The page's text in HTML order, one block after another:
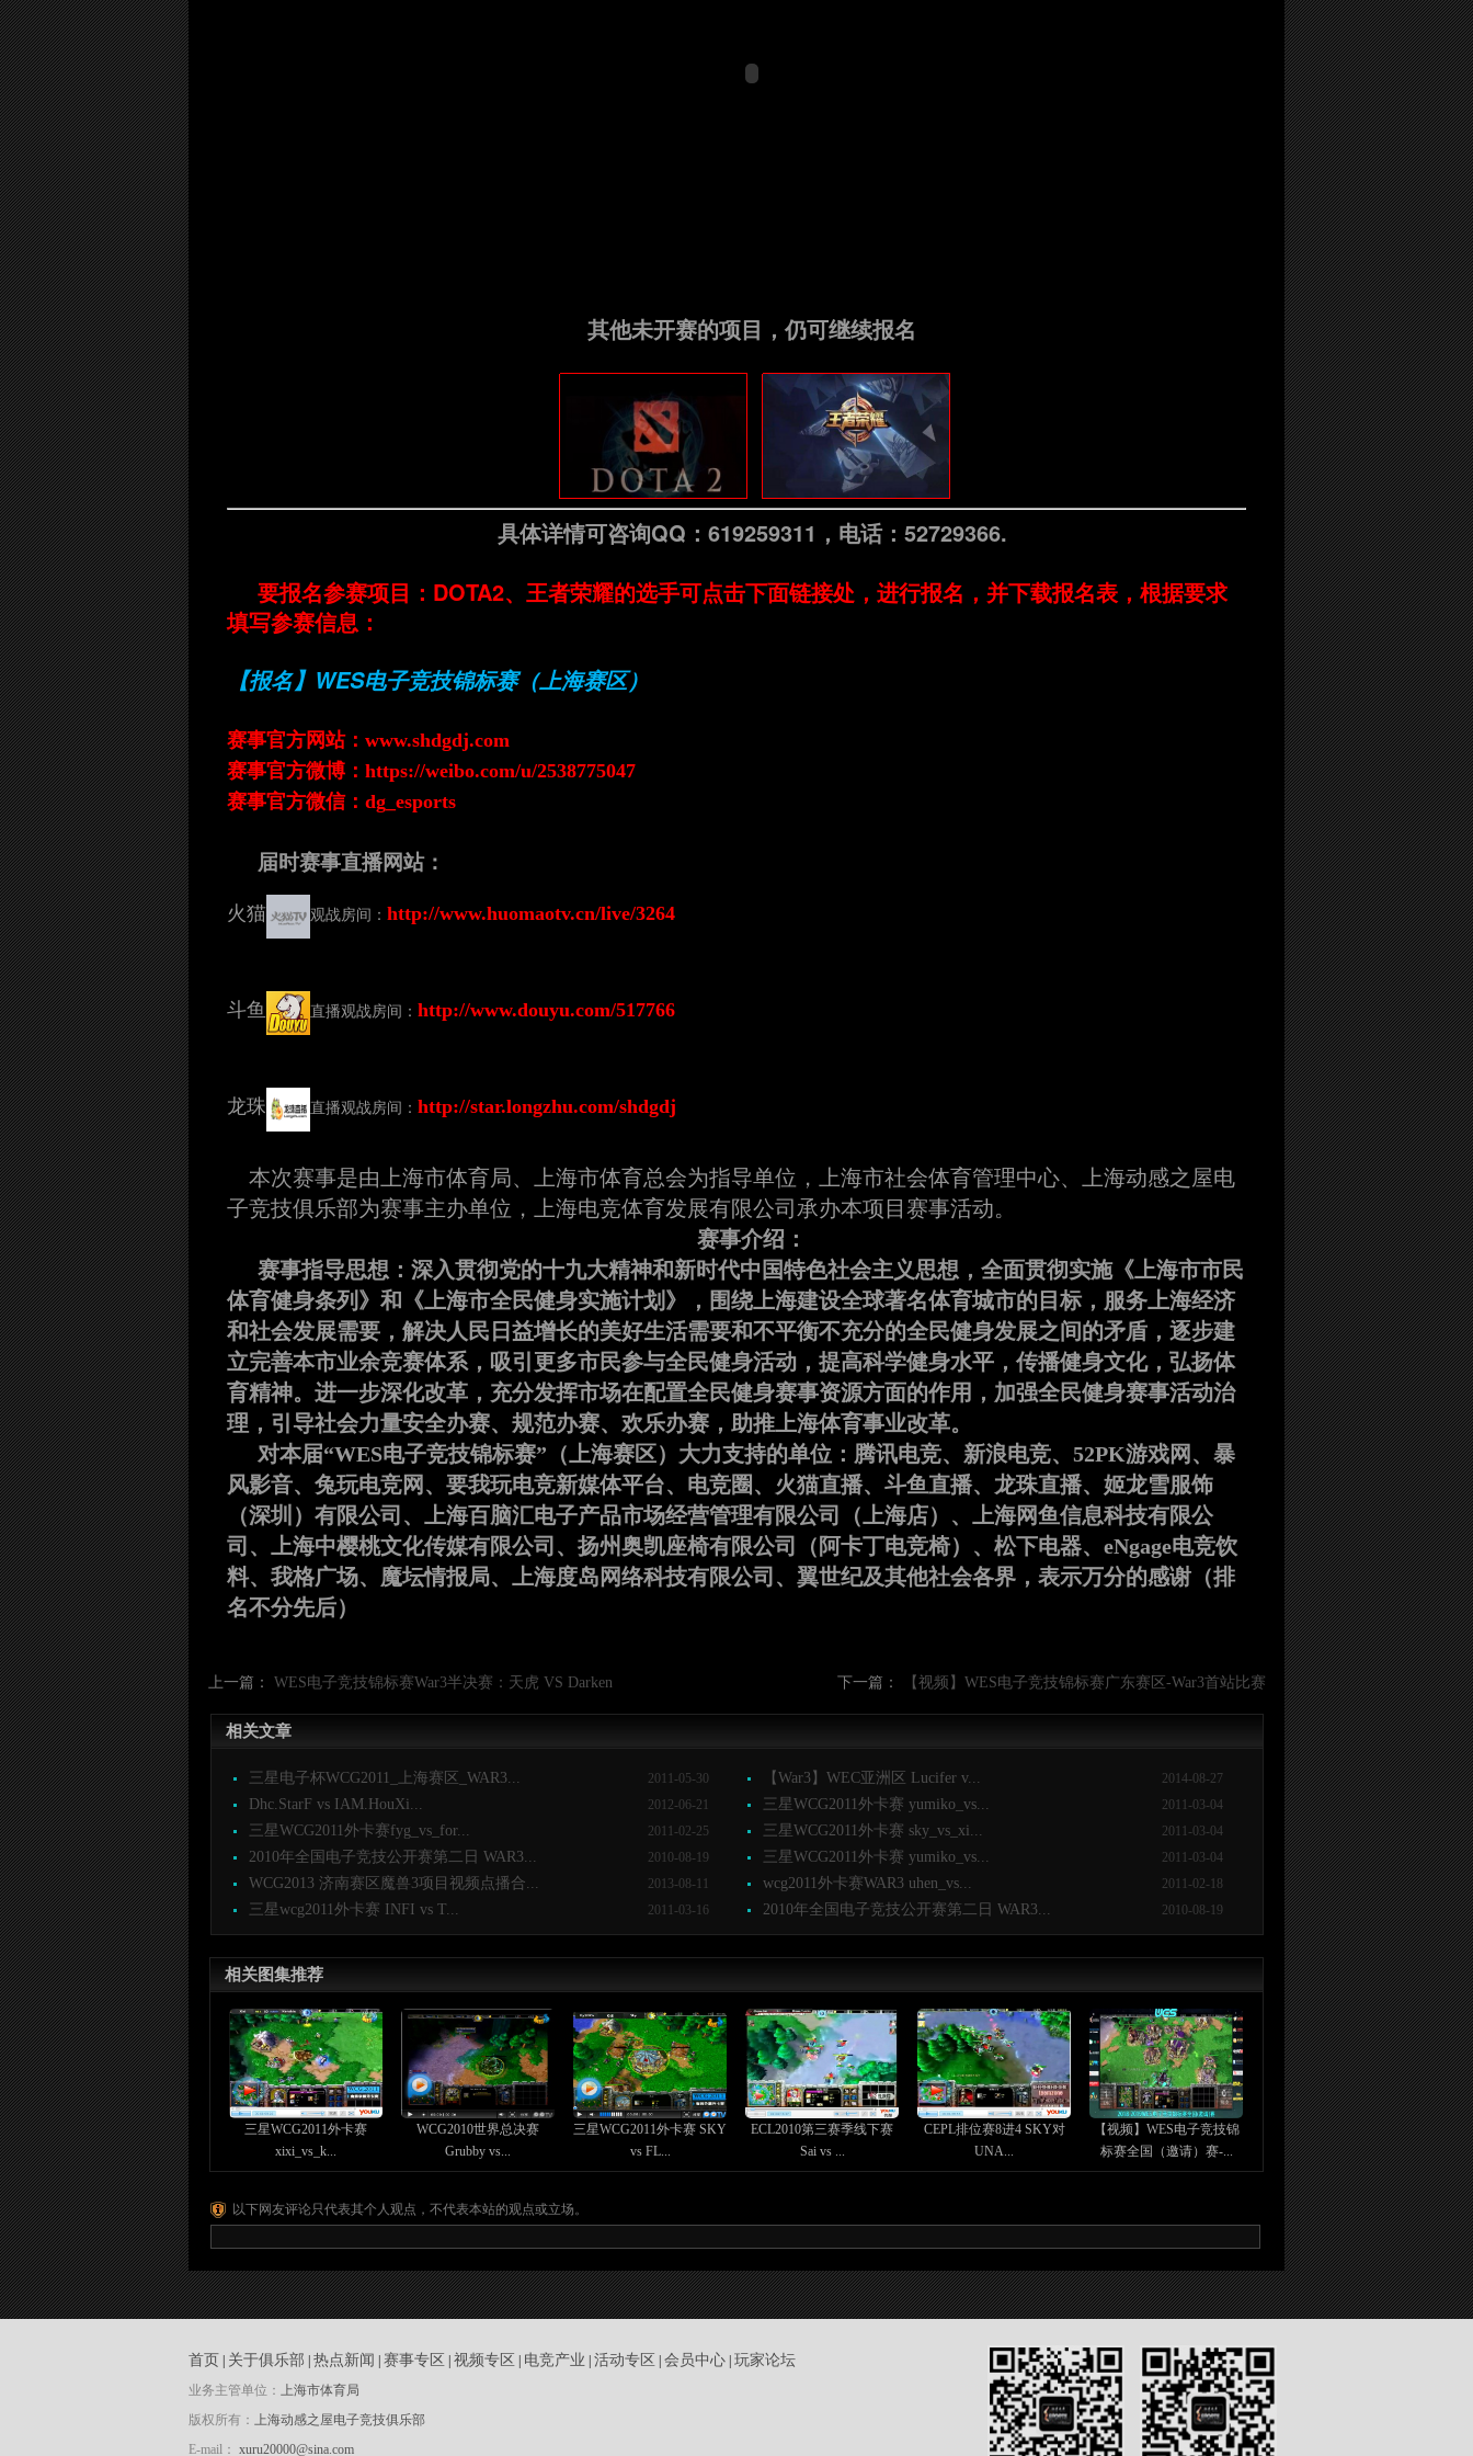
其他未开赛的项目，仍可继续报名
具体详情可咨询QQ：619259311，电话：52729366.
要报名参赛项目：DOTA2、王者荣耀的选手可点击下面链接处，进行报名，并下载报名表，根据要求
填写参赛信息：
【报名】WES电子竞技锦标赛（上海赛区）
赛事官方网站： www.shdgdj.com
赛事官方微博： https://weibo.com/u/2538775047
赛事官方微信：dg_esports
届时赛事直播网站：
火猫 观战房间： http://www.huomaotv.cn/live/3264
斗鱼 直播观战房间： http://www.douyu.com/517766
龙珠 直播观战房间： http://star.longzhu.com/shdgdj
本次赛事是由上海市体育局、上海市体育总会为指导单位，上海市社会体育管理中心、上海动感之屋电
子竞技俱乐部为赛事主办单位，上海电竞体育发展有限公司承办本项目赛事活动。
赛事介绍：
赛事指导思想： 深入贯彻党的十九大精神和新时代中国特色社会主义思想，全面贯彻实施《上海市市民
体育健身条列》和《上海市全民健身实施计划》，围绕上海建设全球著名体育城市的目标，服务上海经济
和社会发展需要，解决人民日益增长的美好生活需要和不平衡不充分的全民健身发展之间的矛盾，逐步建
立完善本市业余竞赛体系，吸引更多市民参与全民健身活动，提高科学健身水平，传播健身文化，弘扬体
育精神。进一步深化改革，充分发挥市场在配置全民健身赛事资源方面的作用，加强全民健身赛事活动治
理，引导社会力量安全办赛、规范办赛、欢乐办赛，助推上海体育事业改革。
对本届“WES电子竞技锦标赛”（上海赛区）大力支持的单位：腾讯电竞、新浪电竞、52PK游戏网、暴
风影音、兔玩电竞网、要我玩电竞新媒体平台、电竞圈、火猫直播、斗鱼直播、龙珠直播、姬龙雪服饰
（深圳）有限公司、上海百脑汇电子产品市场经营管理有限公司（上海店）、上海网鱼信息科技有限公
司、上海中樱桃文化传媒有限公司、扬州奥凯座椅有限公司（阿卡丁电竞椅）、松下电器、eNgage电竞饮
料、我格广场、魔坛情报局、上海度岛网络科技有限公司、翼世纪及其他社会各界，表示万分的感谢（排
名不分先后）
上一篇： WES电子竞技锦标赛War3半决赛：天虎 VS Darken 下一篇： 【视频】WES电子竞技锦标赛广东赛区-War3首站比赛
相关文章
2011-05-30
三星电子杯WCG2011_上海赛区_WAR3... 2014-08-27
【War3】WEC亚洲区 Lucifer v...
2012-06-21
Dhc.StarF vs IAM.HouXi... 2011-03-04
三星WCG2011外卡赛 yumiko_vs...
2011-02-25
三星WCG2011外卡赛fyg_vs_for... 2011-03-04
三星WCG2011外卡赛 sky_vs_xi...
2010-08-19
2010年全国电子竞技公开赛第二日 WAR3... 2011-03-04
三星WCG2011外卡赛 yumiko_vs...
2013-08-11
WCG2013 济南赛区魔兽3项目视频点播合... 2011-02-18
wcg2011外卡赛WAR3 uhen_vs...
2011-03-16
三星wcg2011外卡赛 INFI vs T... 2010-08-19
2010年全国电子竞技公开赛第二日 WAR3...
相关图集推荐
三星WCG2011外卡赛
xixi_vs_k...
WCG2010世界总决赛
Grubby vs...
三星WCG2011外卡赛 SKY
vs FL...
ECL2010第三赛季线下赛
Sai vs ...
CEPL排位赛8进4 SKY对
UNA...
【视频】WES电子竞技锦
标赛全国（邀请）赛-...
以下网友评论只代表其个人观点，不代表本站的观点或立场。
首页 关于俱乐部 热点新闻 赛事专区 视频专区 电竞产业 活动专区 会员中心 玩家论坛
业务主管单位： 上海市体育局
版权所有： 上海动感之屋电子竞技俱乐部
E-mail： xuru20000@sina.com